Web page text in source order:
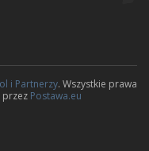
i Partnerzy. Wszystkie prawa
Postawa.eu